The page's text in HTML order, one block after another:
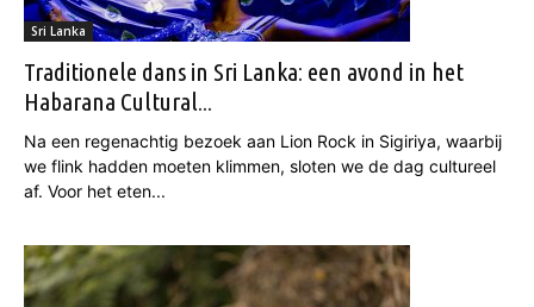
Sri Lanka
Traditionele dans in Sri Lanka: een avond in het
Habarana Cultural...
Na een regenachtig bezoek aan Lion Rock in Sigiriya, waarbij
we flink hadden moeten klimmen, sloten we de dag cultureel
af. Voor het eten...